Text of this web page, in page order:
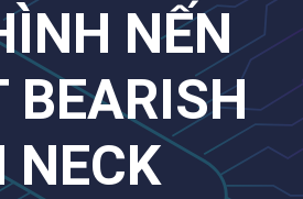
NẾN
BEARISH
NECK